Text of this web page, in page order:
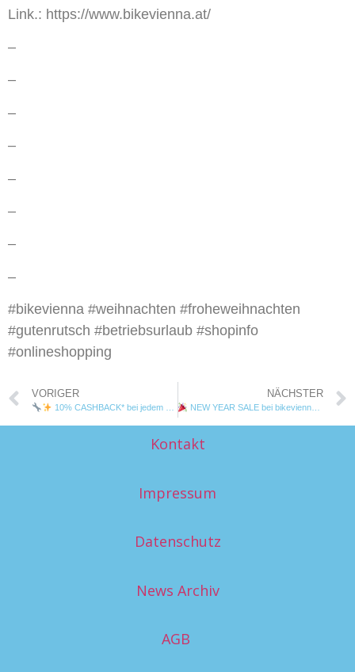
Link.: https://www.bikevienna.at/
–
–
–
–
–
–
–
–
#bikevienna #weihnachten #froheweihnachten
#gutenrutsch #betriebsurlaub #shopinfo
#onlineshopping
VORIGER
10% CASHBACK* bei jedem Werkstatt-Termin!
NÄCHSTER
NEW YEAR SALE bei bikevienna
Kontakt
Impressum
Datenschutz
News Archiv
AGB